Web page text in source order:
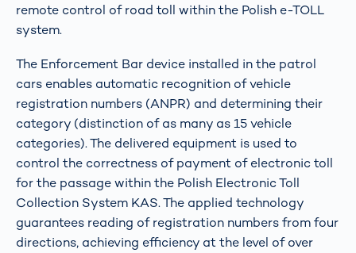
remote control of road toll within the Polish e-TOLL
system.
The Enforcement Bar device installed in the patrol
cars enables automatic recognition of vehicle
registration numbers (ANPR) and determining their
category (distinction of as many as 15 vehicle
categories). The delivered equipment is used to
control the correctness of payment of electronic toll
for the passage within the Polish Electronic Toll
Collection System KAS. The applied technology
guarantees reading of registration numbers from four
directions, achieving efficiency at the level of over